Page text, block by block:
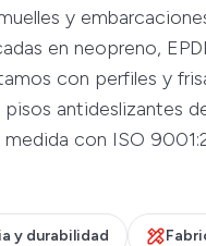
y
en neopreno,
con perfiles y
pisos antideslizantes
medida con ISO
y durabilidad